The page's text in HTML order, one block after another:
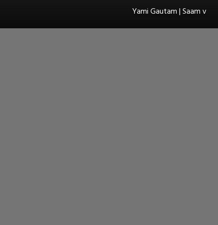
Yami Gautam | Saam v